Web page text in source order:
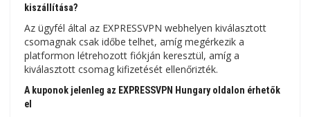
kiszállítása?
Az ügyfél által az EXPRESSVPN webhelyen kiválasztott
csomagnak csak időbe telhet, amíg megérkezik a
platformon létrehozott fiókján keresztül, amíg a
kiválasztott csomag kifizetését ellenőrizték.
A kuponok jelenleg az EXPRESSVPN Hungary oldalon érhetők
el